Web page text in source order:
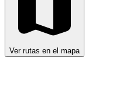
Ver rutas en el mapa